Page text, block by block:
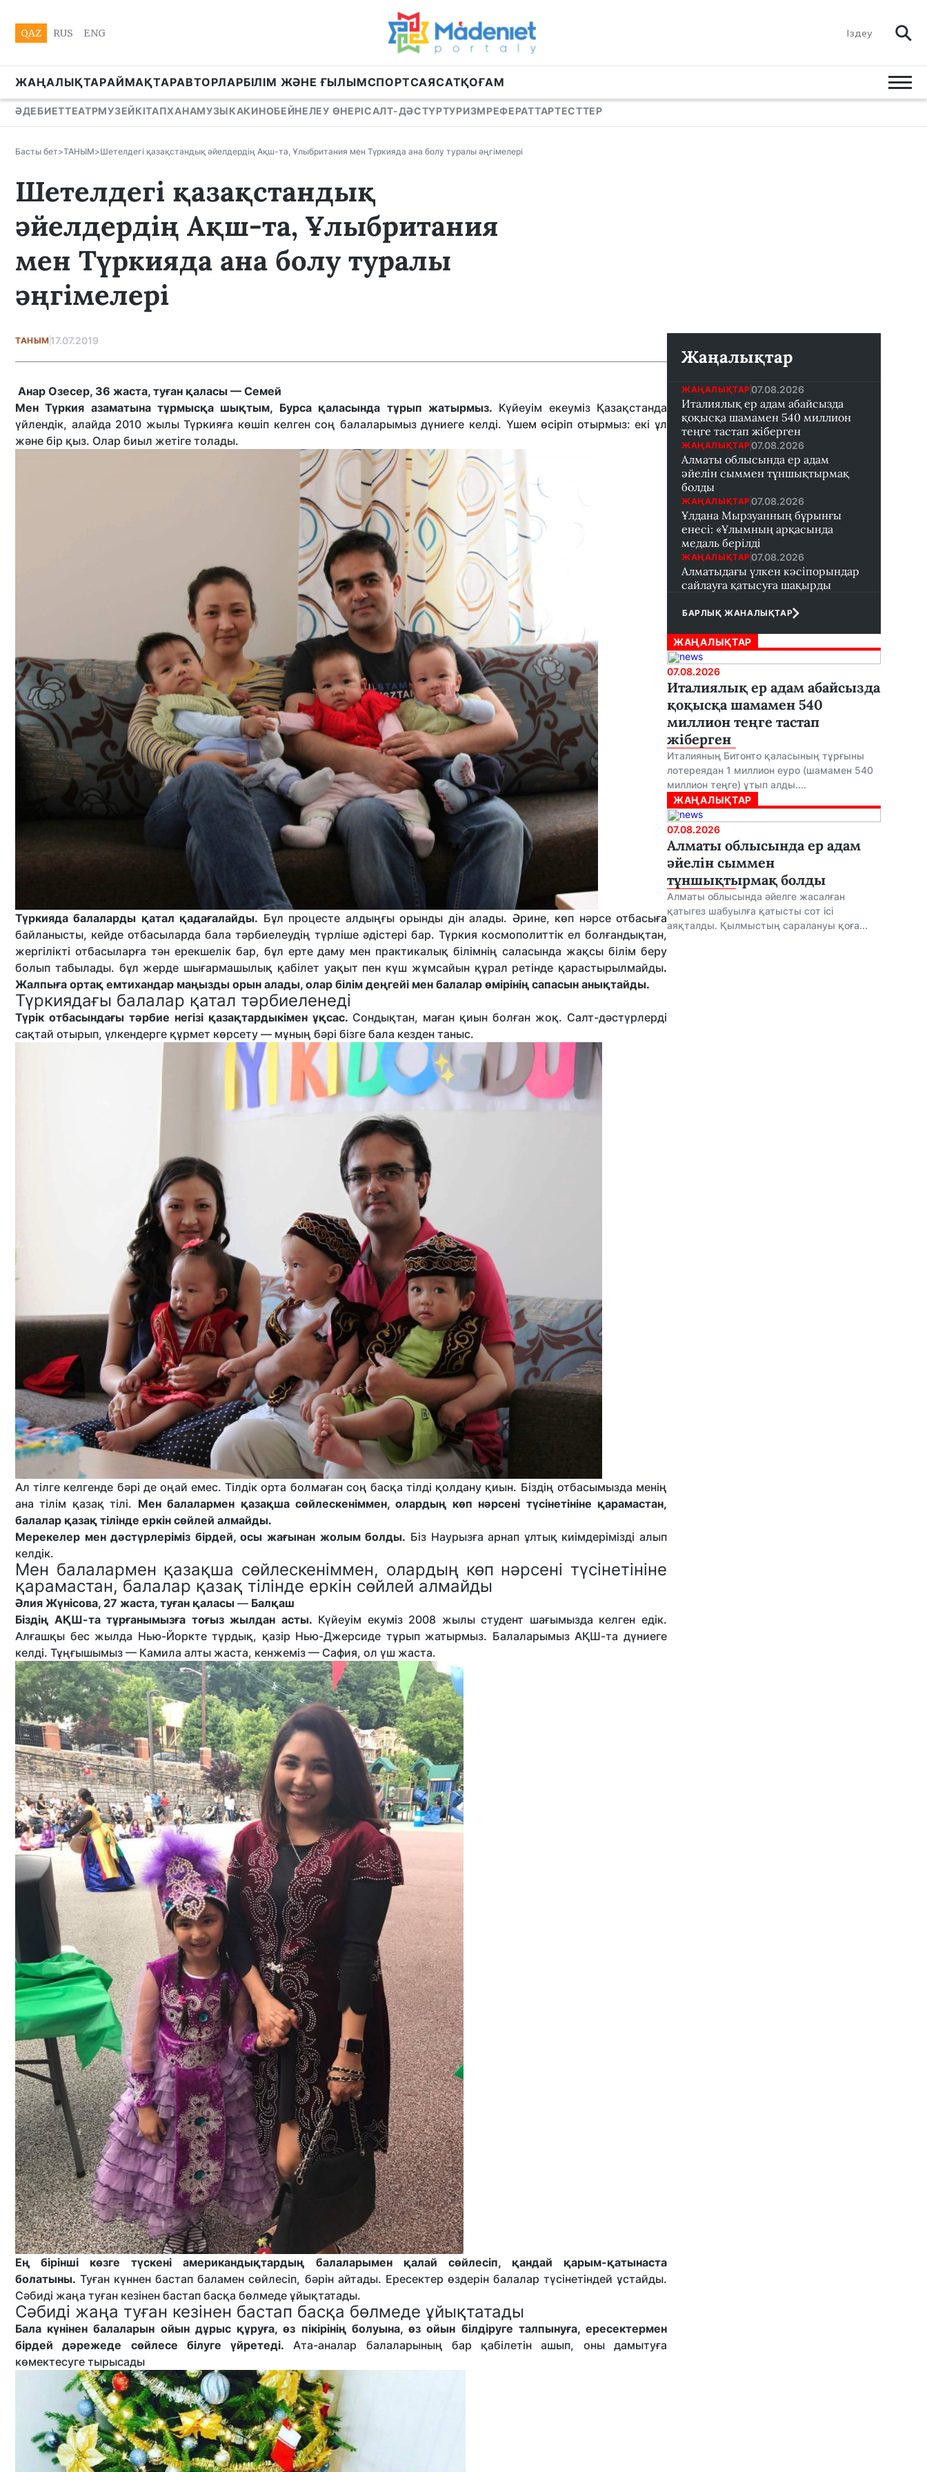
QAZ RUS ENG
ЖАҢАЛЫҚТАРАЙМАҚТАРАВТОРЛАРБІЛІМ ЖӘНЕ ҒЫЛЫМСПОРТСАЯСАТҚОҒАМ
ӘДЕБИЕТТЕАТРМУЗЕЙКІТАПХАНАМУЗЫКАКИНОБЕЙНЕЛЕУ ӨНЕРІСАЛТ-ДӘСТҮРТУРИЗМРЕФЕРАТТАРТЕСТТЕР
Басты бет>ТАНЫМ>Шетелдегі қазақстандық әйелдердің Ақш-та, Ұлыбритания мен Түркияда ана болу туралы әңгімелері
Шетелдегі қазақстандық
әйелдердің Ақш-та, Ұлыбритания
мен Түркияда ана болу туралы
әңгімелері
ТАНЫМ 17.07.2019
Анар Озесер, 36 жаста, туған қаласы — Семей
Мен Түркия азаматына тұрмысқа шықтым, Бурса қаласында тұрып жатырмыз. Күйеуім екеуміз Қазақстанда
үйлендік, алайда 2010 жылы Түркияға көшіп келген соң балаларымыз дүниеге келді. Үшем өсіріп отырмыз: екі ұл
және бір қыз. Олар биыл жетіге толады.
Түркияда балаларды қатал қадағалайды. Бұл процесте алдыңғы орынды дін алады. Әрине, көп нәрсе отбасыға
байланысты, кейде отбасыларда бала тәрбиелеудің түрліше әдістері бар. Түркия космополиттік ел болғандықтан,
жергілікті отбасыларға тән ерекшелік бар, бұл ерте даму мен практикалық білімнің саласында жақсы білім беру
болып табылады. бұл жерде шығармашылық қабілет уақыт пен күш жұмсайын құрал ретінде қарастырылмайды.
Жалпыға ортақ емтихандар маңызды орын алады, олар білім деңгейі мен балалар өмірінің сапасын анықтайды.
Түркиядағы балалар қатал тәрбиеленеді
Түрік отбасындағы тәрбие негізі қазақтардыкімен ұқсас. Сондықтан, маған қиын болған жоқ. Салт-дәстүрлерді
сақтай отырып, үлкендерге құрмет көрсету — мұның бәрі бізге бала кезден таныс.
Ал тілге келгенде бәрі де оңай емес. Тілдік орта болмаған соң басқа тілді қолдану қиын. Біздің отбасымызда менің
ана тілім қазақ тілі. Мен балалармен қазақша сөйлескеніммен, олардың көп нәрсені түсінетініне қарамастан,
балалар қазақ тілінде еркін сөйлей алмайды.
Мерекелер мен дәстүрлеріміз бірдей, осы жағынан жолым болды. Біз Наурызға арнап ұлтық киімдерімізді алып
келдік.
Мен балалармен қазақша сөйлескеніммен, олардың көп нәрсені түсінетініне
қарамастан, балалар қазақ тілінде еркін сөйлей алмайды
Әлия Жүнісова, 27 жаста, туған қаласы — Балқаш
Біздің АҚШ-та тұрғанымызға тоғыз жылдан асты. Күйеуім екуміз 2008 жылы студент шағымызда келген едік.
Алғашқы бес жылда Нью-Йоркте тұрдық, қазір Нью-Джерсиде тұрып жатырмыз. Балаларымыз АҚШ-та дүниеге
келді. Тұңғышымыз — Камила алты жаста, кенжеміз — Сафия, ол үш жаста.
Ең бірінші көзге түскені американдықтардың балаларымен қалай сөйлесіп, қандай қарым-қатынаста
болатыны.Туған күннен бастап баламен сөйлесіп, бәрін айтады. Ересектер өздерін балалар түсінетіндей ұстайды.
Сәбиді жаңа туған кезінен бастап басқа бөлмеде ұйықтатады.
Сәбиді жаңа туған кезінен бастап басқа бөлмеде ұйықтатады
Бала күнінен балаларын ойын дұрыс құруға, өз пікірінің болуына, өз ойын білдіруге талпынуға, ересектермен
бірдей дәрежеде сөйлесе білуге үйретеді. Ата-аналар балаларының бар қабілетін ашып, оны дамытуға
көмектесуге тырысады
Жаңалықтар
ЖАҢАЛЫҚТАР 07.08.2026
Италиялық ер адам абайсызда
қоқысқа шамамен 540 миллион
теңге тастап жіберген
ЖАҢАЛЫҚТАР 07.08.2026
Алматы облысында ер адам
әйелін сыммен тұншықтырмақ
болды
ЖАҢАЛЫҚТАР 07.08.2026
Ұлдана Мырзуанның бұрынғы
енесі: «Ұлымның арқасында
медаль берілді
ЖАҢАЛЫҚТАР 07.08.2026
Алматыдағы үлкен кәсіпорындар
сайлауға қатысуға шақырды
БАРЛЫҚ ЖАНАЛЫҚТАР
ЖАҢАЛЫҚТАР
07.08.2026
Италиялық ер адам абайсызда
қоқысқа шамамен 540
миллион теңге тастап
жіберген
Италияның Битонто қаласының тұрғыны
лотереядан 1 миллион еуро (шамамен 540
миллион теңге) ұтып алды....
ЖАҢАЛЫҚТАР
07.08.2026
Алматы облысында ер адам
әйелін сыммен
тұншықтырмақ болды
Алматы облысында әйелге жасалған
қатыгез шабуылға қатысты сот ісі
аяқталды. Қылмыстың саралануы қоға...